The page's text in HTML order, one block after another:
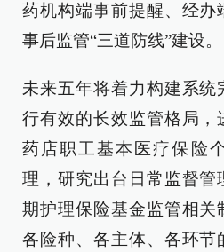
药机构端事前提醒、经办
事后监管“三道防线”建设。
未来五年将着力构建系统
行有效的长效监管格局，
药店职工基本医疗保险
理，研究出台日常监督管
期护理保险基金监管相关
各险种、各主体、各环节